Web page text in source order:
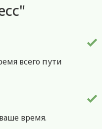
всего пути
время.